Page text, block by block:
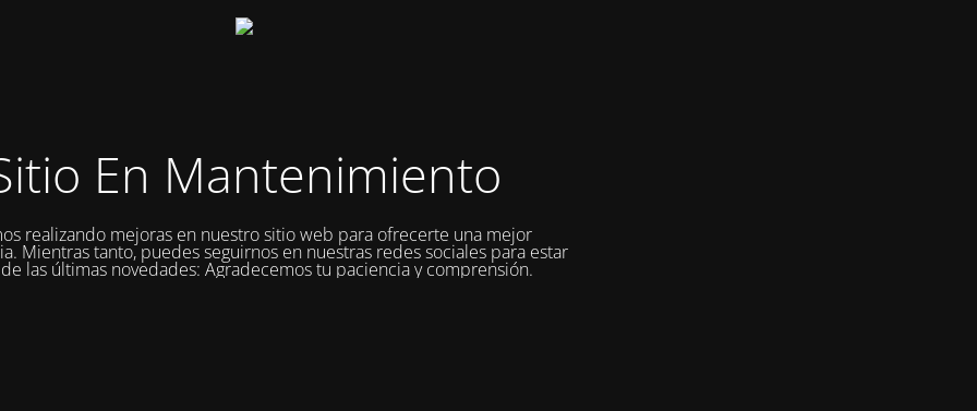
En Mantenimiento
realizando mejoras en nuestro sitio web para ofrecerte una mejor
Mientras tanto, puedes seguirnos en nuestras redes sociales para estar
las últimas novedades: Agradecemos tu paciencia y comprensión.